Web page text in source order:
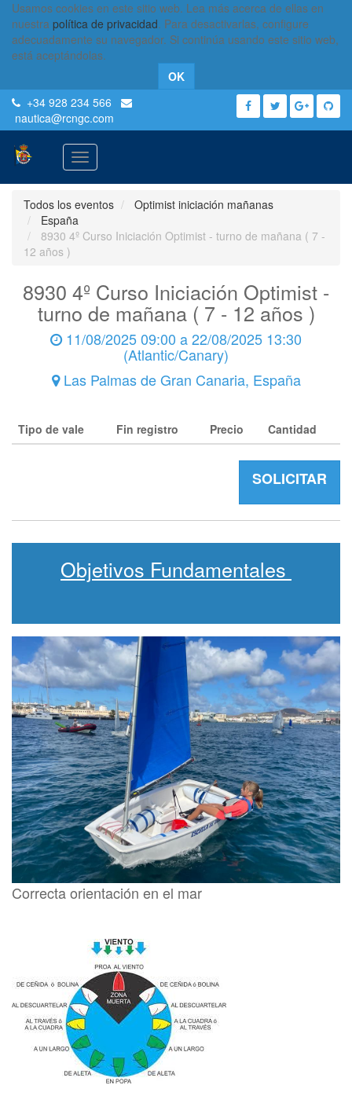
Usamos cookies en este sitio web. Lea más acerca de ellas en
nuestra política de privacidad. Para desactivarlas, configure
adecuadamente su navegador. Si continúa usando este sitio web,
está aceptándolas.
OK
+34 928 234 566
nautica@rcngc.com
Activar
navegación
Todos los eventos
Optimist iniciación mañanas
España
8930 4º Curso Iniciación Optimist - turno de mañana ( 7 -
12 años )
8930 4º Curso Iniciación Optimist -
turno de mañana ( 7 - 12 años )
11/08/2025 09:00 a22/08/2025 13:30
(Atlantic/Canary)
Las Palmas de Gran Canaria, España
Tipo de vale Fin registro Precio Cantidad
SOLICITAR
Objetivos Fundamentales
Correcta orientación en el mar